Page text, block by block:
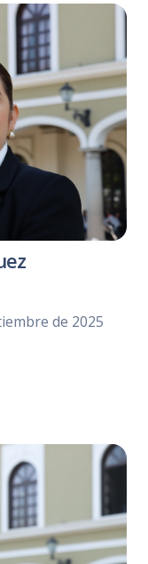
de 2025